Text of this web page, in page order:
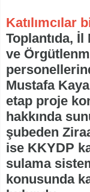
Katılımcılar
Toplantıda,
ve
Mustafa
etap proje
hakkında
şubeden
ise KKYDP
sulama
konusunda